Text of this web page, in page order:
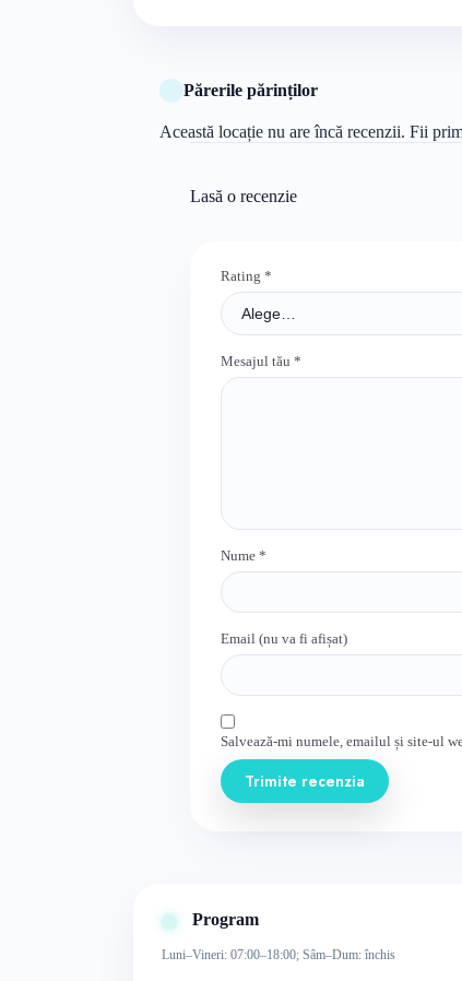
Părerile părinților
Această locație nu are încă recenzii. Fii
Lasă o recenzie
Rating *
Mesajul tău *
Nume *
Email (nu va fi afișat)
Salvează-mi numele, emailul și site-ul
Trimite recenzia
Program
Luni–Vineri: 07:00–18:00; Sâm–Dum: închis